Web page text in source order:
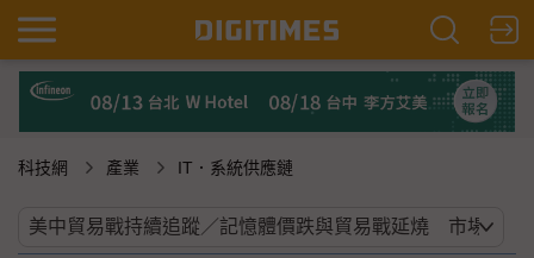
科技網 產業 IT．系統供應鏈